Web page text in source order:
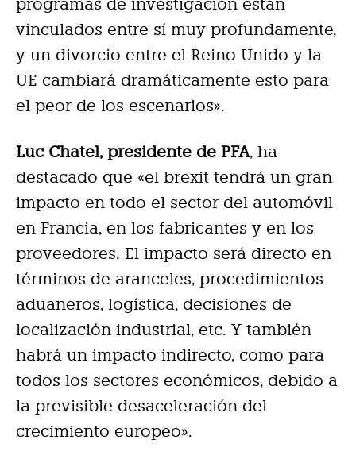
programas de investigación están
vinculados entre sí muy profundamente,
y un divorcio entre el Reino Unido y la
UE cambiará dramáticamente esto para
el peor de los escenarios».
Luc Chatel, presidente de PFA, ha
destacado que «el brexit tendrá un gran
impacto en todo el sector del automóvil
en Francia, en los fabricantes y en los
proveedores. El impacto será directo en
términos de aranceles, procedimientos
aduaneros, logística, decisiones de
localización industrial, etc. Y también
habrá un impacto indirecto, como para
todos los sectores económicos, debido a
la previsible desaceleración del
crecimiento europeo».